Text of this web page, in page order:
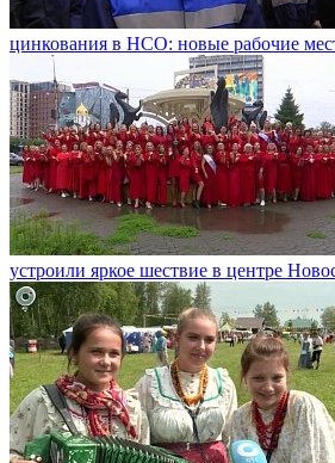
цинкования в НСО: новые рабочие
устроили яркое шествие в центре